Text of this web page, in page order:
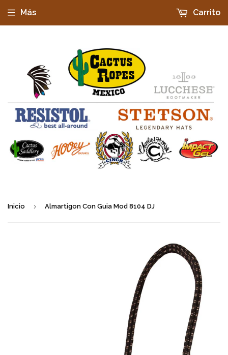
Más Carrito
Inicio › Almartigon Con Guia Mod 8104 DJ